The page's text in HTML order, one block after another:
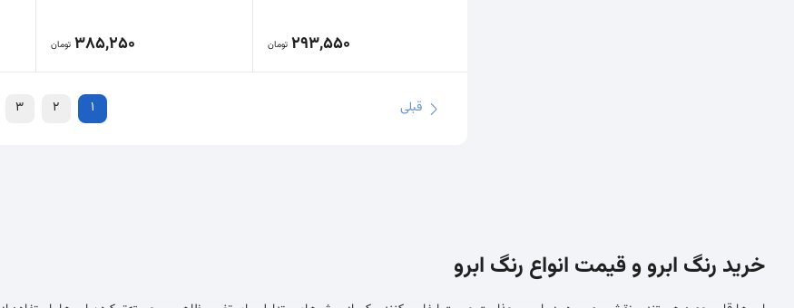
293,550 تومان 385,250 تومان
قبلی 1
2
3
خرید رنگ ابرو و قیمت انواع رنگ ابرو